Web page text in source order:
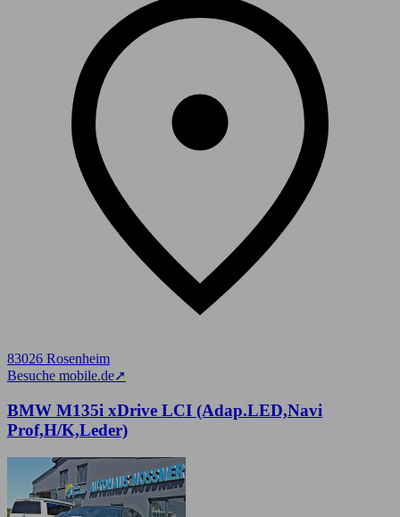
83026 Rosenheim
Besuche mobile.de➚
BMW M135i xDrive LCI (Adap.LED,Navi
Prof,H/K,Leder)